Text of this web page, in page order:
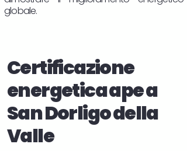
globale.
Certificazione
energetica ape a
San Dorligo della
Valle